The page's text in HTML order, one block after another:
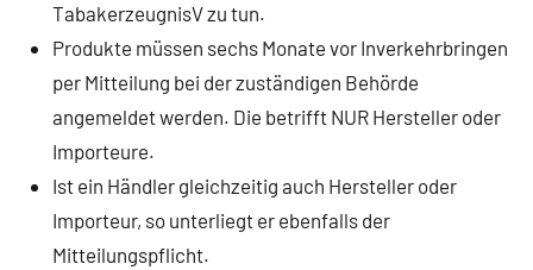
TabakerzeugnisV zu tun.
Produkte müssen sechs Monate vor Inverkehrbringen
per Mitteilung bei der zuständigen Behörde
angemeldet werden. Die betrifft NUR Hersteller oder
Importeure.
Ist ein Händler gleichzeitig auch Hersteller oder
Importeur, so unterliegt er ebenfalls der
Mitteilungspflicht.